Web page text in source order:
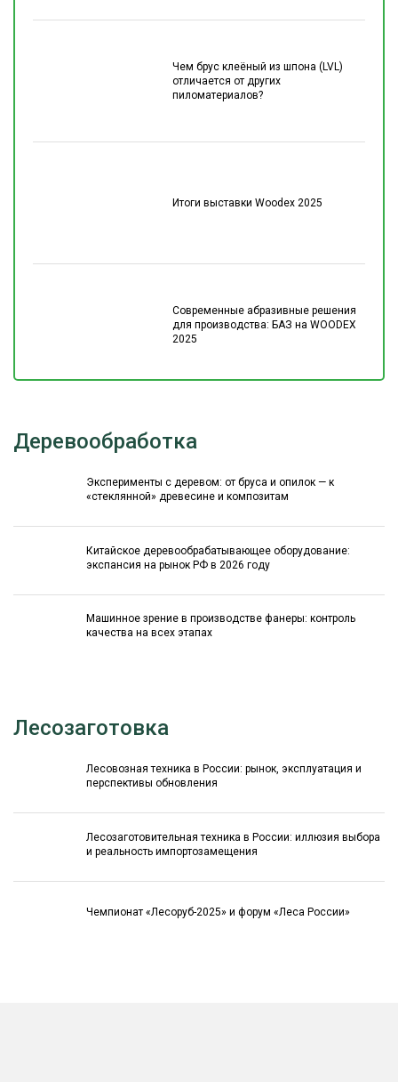
Чем брус клеёный из шпона (LVL)
отличается от других
пиломатериалов?
Итоги выставки Woodex 2025
Современные абразивные решения
для производства: БАЗ на WOODEX
2025
Деревообработка
Эксперименты с деревом: от бруса и опилок — к
«стеклянной» древесине и композитам
Китайское деревообрабатывающее оборудование:
экспансия на рынок РФ в 2026 году
Машинное зрение в производстве фанеры: контроль
качества на всех этапах
Лесозаготовка
Лесовозная техника в России: рынок, эксплуатация и
перспективы обновления
Лесозаготовительная техника в России: иллюзия выбора
и реальность импортозамещения
Чемпионат «Лесоруб-2025» и форум «Леса России»